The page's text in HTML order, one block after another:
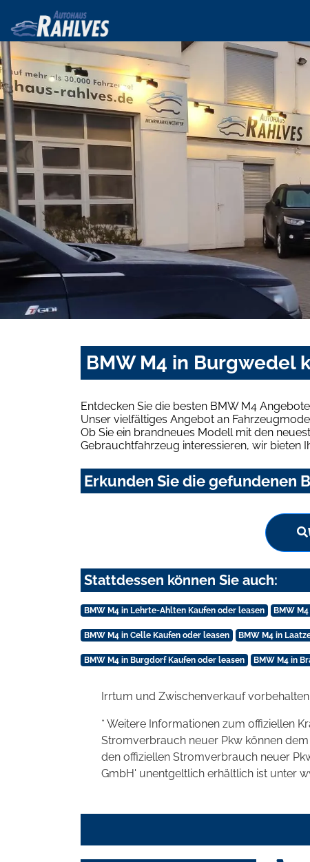
BMW M4 in Burgwedel
Entdecken Sie die besten BMW M4
Unser vielfältiges Angebot an
Ob Sie ein brandneues Modell mit den
Gebrauchtfahrzeug interessieren, wir bieten
Erkunden Sie die gefundenen
Stattdessen können Sie auch:
BMW M4 in Lehrte-Ahlten Kaufen oder leasen BMW
BMW M4 in Celle Kaufen oder leasen BMW M4 in
BMW M4 in Burgdorf Kaufen oder leasen BMW M4 in
Irrtum und Zwischenverkauf vorbehalten.
* Weitere Informationen zum offiziellen
Stromverbrauch neuer Pkw können
den offiziellen Stromverbrauch neuer
GmbH' unentgeltlich erhältlich ist unter